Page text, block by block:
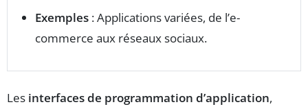
Exemples : Applications variées, de l’e-
commerce aux réseaux sociaux.
Les interfaces de programmation d’application,